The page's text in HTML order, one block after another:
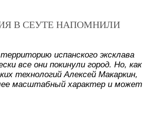
В СЕУТЕ НАПОМНИЛИ
испанского эксклава
все они покинули город. Но, как
технологий Алексей Макаркин,
масштабный характер и может